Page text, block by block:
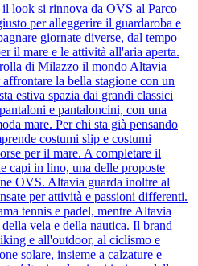
look si rinnova da OVS al Parco
per alleggerire il guardaroba e
giornate diverse, dal tempo
il mare e le attività all'aria aperta.
di Milazzo il mondo Altavia
la bella stagione con un
estiva spazia dai grandi classici
e pantaloncini, con una
mare. Per chi sta già pensando
costumi slip e costumi
per il mare. A completare il
capi in lino, una delle proposte
OVS. Altavia guarda inoltre al
per attività e passioni differenti.
tennis e padel, mentre Altavia
vela e della nautica. Il brand
e all'outdoor, al ciclismo e
solare, insieme a calzature e